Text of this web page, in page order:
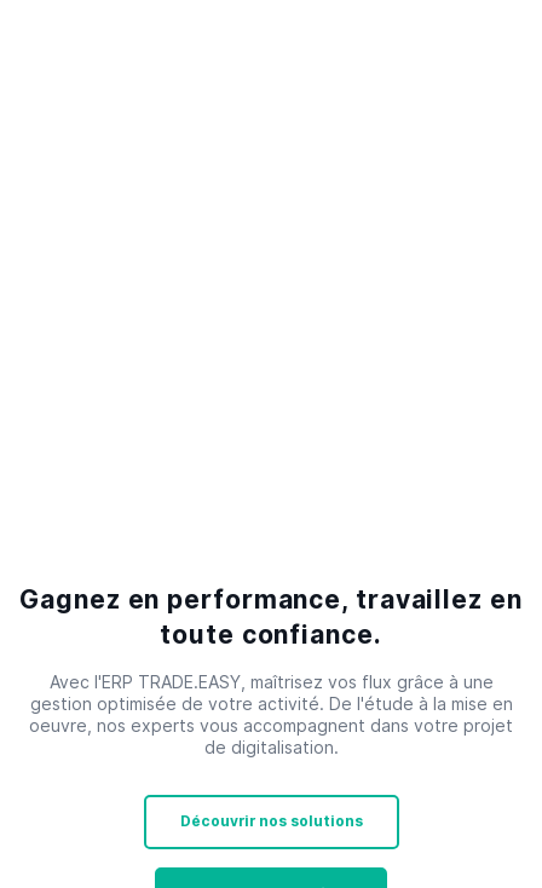
Gagnez en performance, travaillez en
toute confiance.
Avec l'ERP TRADE.EASY, maîtrisez vos flux grâce à une
gestion optimisée de votre activité. De l'étude à la mise en
oeuvre, nos experts vous accompagnent dans votre projet
de digitalisation.
Découvrir nos solutions